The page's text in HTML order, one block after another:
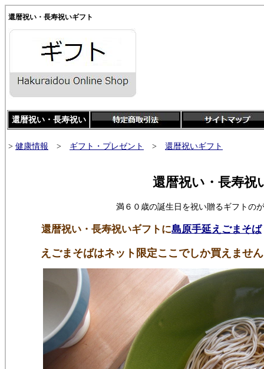
還暦祝い・長寿祝いギフト
還暦祝い・長寿祝い
> 健康情報 > ギフト・プレゼント > 還暦祝いギフト
還暦祝い・長寿祝
満６０歳の誕生日を祝い贈るギフトの
還暦祝い・長寿祝いギフト に島原手延えごまそば
えごまそばはネット限定ここでしか買えませ